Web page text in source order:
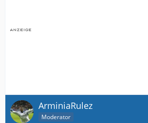
ArminiaRulez
Moderator